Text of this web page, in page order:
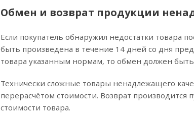
Обмен и возврат продукции
Если покупатель обнаружил недостатки товара
быть произведена в течение 14 дней со дня
товара указанным нормам, то обмен должен
Технически сложные товары ненадлежащего
перерасчётом стоимости. Возврат
стоимости товара.